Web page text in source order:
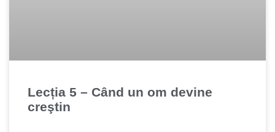
Lecția 5 – Când un om devine
creştin